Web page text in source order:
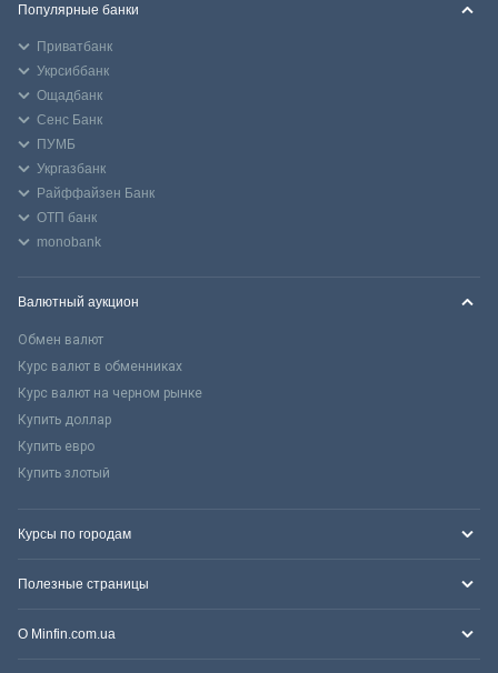
Популярные банки
Приватбанк
Укрсиббанк
Ощадбанк
Сенс Банк
ПУМБ
Укргазбанк
Райффайзен Банк
ОТП банк
monobank
Валютный аукцион
Обмен валют
Курс валют в обменниках
Курс валют на черном рынке
Купить доллар
Купить евро
Купить злотый
Курсы по городам
Полезные страницы
О Minfin.com.ua